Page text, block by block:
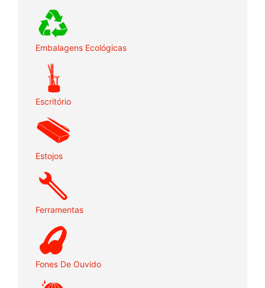
Embalagens Ecológicas
Escritório
Estojos
Ferramentas
Fones De Ouvido